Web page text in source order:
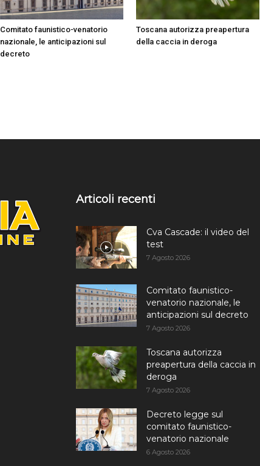
Comitato faunistico-venatorio
nazionale, le anticipazioni sul
decreto
Toscana autorizza preapertura
della caccia in deroga
Articoli recenti
Cva Cascade: il video del
test
7 Agosto 2026
Comitato faunistico-
venatorio nazionale, le
anticipazioni sul decreto
7 Agosto 2026
Toscana autorizza
preapertura della caccia in
deroga
7 Agosto 2026
Decreto legge sul
comitato faunistico-
venatorio nazionale
6 Agosto 2026